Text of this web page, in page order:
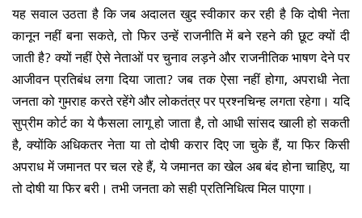
यह सवाल उठता है कि जब अदालत खुद स्वीकार कर रही है कि दोषी नेता
कानून नहीं बना सकते, तो फिर उन्हें राजनीति में बने रहने की छूट क्यों दी
जाती है? क्यों नहीं ऐसे नेताओं पर चुनाव लड़ने और राजनीतिक भाषण देने पर
आजीवन प्रतिबंध लगा दिया जाता? जब तक ऐसा नहीं होगा, अपराधी नेता
जनता को गुमराह करते रहेंगे और लोकतंत्र पर प्रश्नचिन्ह लगता रहेगा। यदि
सुप्रीम कोर्ट का ये फैसला लागू हो जाता है, तो आधी सांसद खाली हो सकती
है, क्योंकि अधिकतर नेता या तो दोषी करार दिए जा चुके हैं, या फिर किसी
अपराध में जमानत पर चल रहे हैं, ये जमानत का खेल अब बंद होना चाहिए, या
तो दोषी या फिर बरी। तभी जनता को सही प्रतिनिधित्व मिल पाएगा।